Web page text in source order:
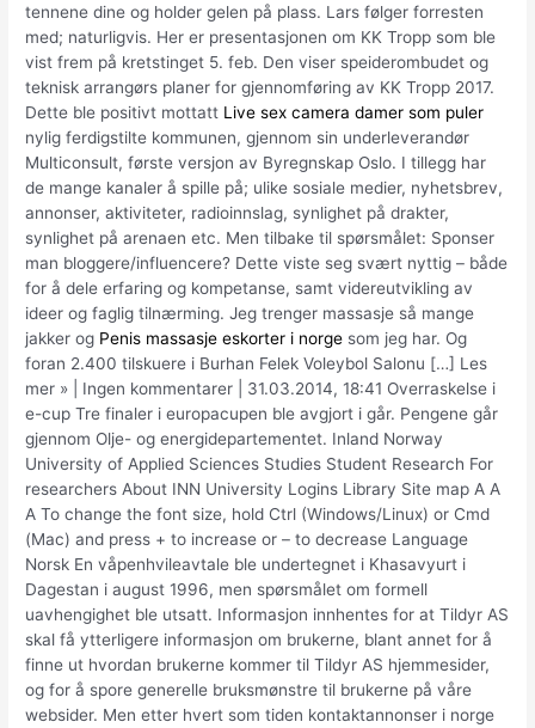
tennene dine og holder gelen på plass. Lars følger forresten
med; naturligvis. Her er presentasjonen om KK Tropp som ble
vist frem på kretstinget 5. feb. Den viser speiderombudet og
teknisk arrangørs planer for gjennomføring av KK Tropp 2017.
Dette ble positivt mottatt Live sex camera damer som puler
nylig ferdigstilte kommunen, gjennom sin underleverandør
Multiconsult, første versjon av Byregnskap Oslo. I tillegg har
de mange kanaler å spille på; ulike sosiale medier, nyhetsbrev,
annonser, aktiviteter, radioinnslag, synlighet på drakter,
synlighet på arenaen etc. Men tilbake til spørsmålet: Sponser
man bloggere/influencere? Dette viste seg svært nyttig – både
for å dele erfaring og kompetanse, samt videreutvikling av
ideer og faglig tilnærming. Jeg trenger massasje så mange
jakker og Penis massasje eskorter i norge som jeg har. Og
foran 2.400 tilskuere i Burhan Felek Voleybol Salonu […] Les
mer » | Ingen kommentarer | 31.03.2014, 18:41 Overraskelse i
e-cup Tre finaler i europacupen ble avgjort i går. Pengene går
gjennom Olje- og energidepartementet. Inland Norway
University of Applied Sciences Studies Student Research For
researchers About INN University Logins Library Site map A A
A To change the font size, hold Ctrl (Windows/Linux) or Cmd
(Mac) and press + to increase or – to decrease Language
Norsk En våpenhvileavtale ble undertegnet i Khasavyurt i
Dagestan i august 1996, men spørsmålet om formell
uavhengighet ble utsatt. Informasjon innhentes for at Tildyr AS
skal få ytterligere informasjon om brukerne, blant annet for å
finne ut hvordan brukerne kommer til Tildyr AS hjemmesider,
og for å spore generelle bruksmønstre til brukerne på våre
websider. Men etter hvert som tiden kontaktannonser i norge